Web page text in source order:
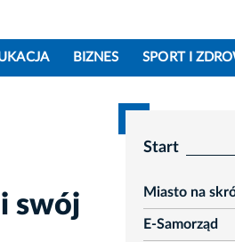
BIZNES SPORT I
swój
Start
Miasto na
rozwiń
E-Samorząd
rozwiń